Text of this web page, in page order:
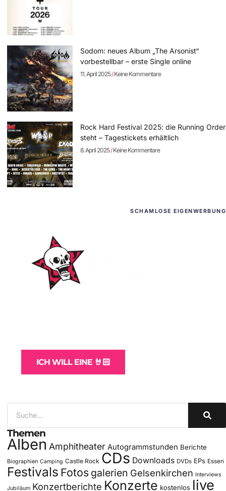
Sodom: neues Album „The Arsonist“
vorbestellbar – erste Single online
11. April 2025 Keine Kommentare
Rock Hard Festival 2025: die Running Order
steht – Tagestickets erhältlich
8. April 2025 Keine Kommentare
SCHAMLOSE EIGENWERBUNG
ICH WILL EINE 🤘🏻
Themen
Alben Amphitheater Autogrammstunden Berichte
Biographien Camping Castle Rock CDs Downloads DVDs EPs Essen
Festivals Fotos galerien Gelsenkirchen Interviews
Jubiläum Konzertberichte Konzerte kostenlos live